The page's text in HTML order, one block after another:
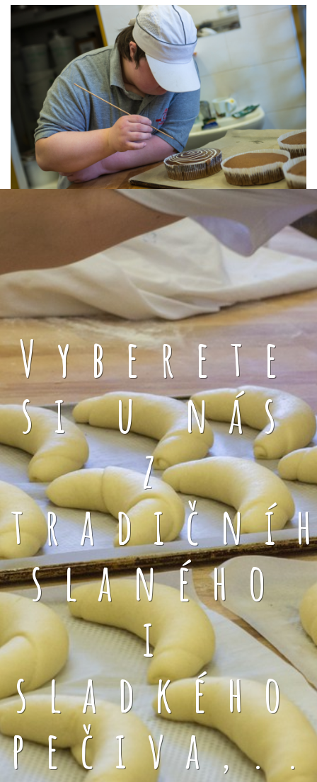
Vyberete
si u nás
z
slaného
i
sladkého